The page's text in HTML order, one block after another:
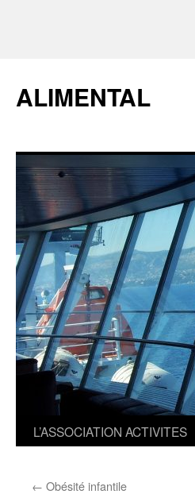
ALIMENTAL
L’ASSOCIATION ACTIVITES
← Obésité infantile